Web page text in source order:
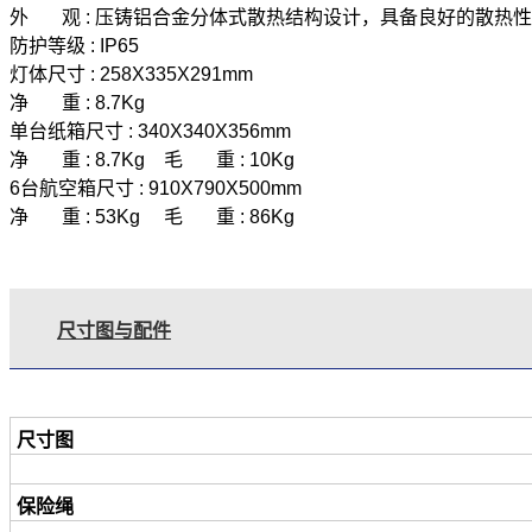
外 观 : 压铸铝合金分体式散热结构设计，具备良好的散热
防护等级 : IP65
灯体尺寸 : 258X335X291mm
净 重 : 8.7Kg
单台纸箱尺寸 : 340X340X356mm
净 重 : 8.7Kg 毛 重 : 10Kg
6台航空箱尺寸 : 910X790X500mm
净 重 : 53Kg 毛 重 : 86Kg
尺寸图与配件
尺寸图
保险绳